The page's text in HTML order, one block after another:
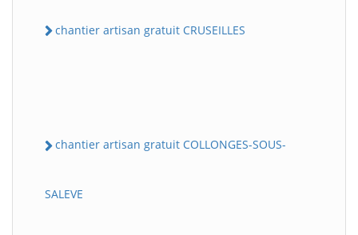
chantier artisan gratuit CRUSEILLES
chantier artisan gratuit COLLONGES-SOUS-
SALEVE